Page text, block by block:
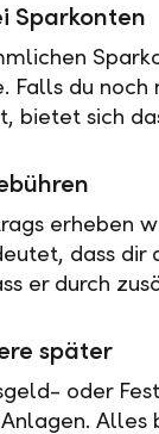
Sparkonten
Falls du
bietet sich
erheben
dass dir
er durch
später
oder
Alles